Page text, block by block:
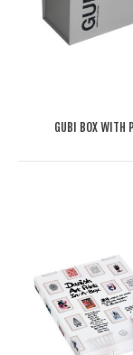
GUBI BOX WITH